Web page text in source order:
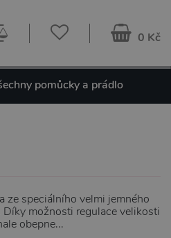
0 Kč
pomůcky a prádlo
ze speciálního velmi jemného
možnosti regulace velikosti
obepne...